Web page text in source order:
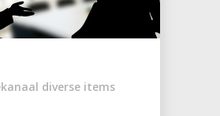
diverse items